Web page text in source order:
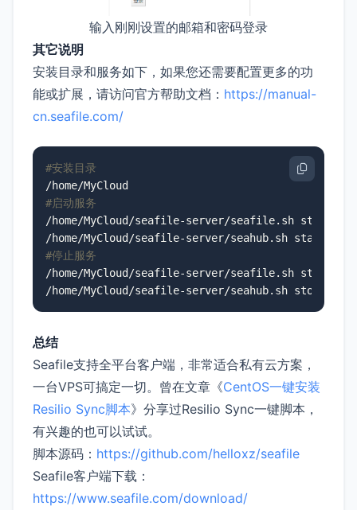
输入刚刚设置的邮箱和密码登录
其它说明
安装目录和服务如下，如果您还需要配置更多的功
能或扩展，请访问官方帮助文档： https://manual-
cn.seafile.com/
#安装目录
#启动服务
/home/MyCloud/seafile-server/seafile.sh start
#停止服务
/home/MyCloud/seafile-server/seafile.sh stop
总结
Seafile支持全平台客户端，非常适合私有云方案，
一台VPS可搞定一切。曾在文章《CentOS一键安装
Resilio Sync脚本》分享过Resilio Sync一键脚本，
有兴趣的也可以试试。
脚本源码： https://github.com/helloxz/seafile
Seafile客户端下载：
https://www.seafile.com/download/